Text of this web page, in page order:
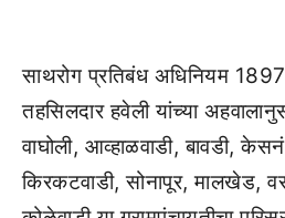
साथरोग प्रतिबंध अधिनियम
तहसिलदार हवेली यांच्या
वाघोली, आव्हाळवाडी, बावडी,
किरकटवाडी, सोनापूर, मालखेड,